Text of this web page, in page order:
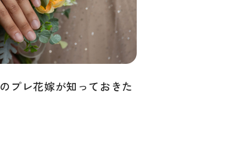
プレ花嫁が知っておきた